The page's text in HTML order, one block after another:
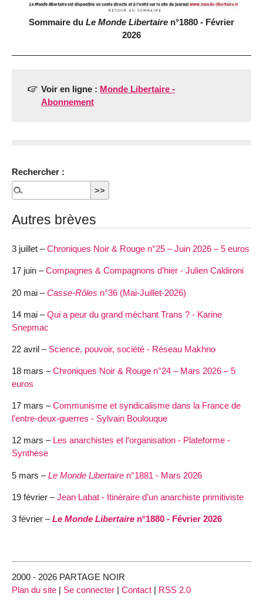
Sommaire du Le Monde Libertaire n°1880 - Février
2026
Voir en ligne : Monde Libertaire -
Abonnement
Rechercher :
Autres brèves
3 juillet –Chroniques Noir & Rouge n°25 – Juin 2026 – 5 euros
17 juin –Compagnes & Compagnons d’hier - Julien Caldironi
20 mai –Casse-Rôles n°36 (Mai-Juillet-2026)
14 mai –Qui a peur du grand méchant Trans ? - Karine
Snepmac
22 avril – Science, pouvoir, société - Réseau Makhno
18 mars –Chroniques Noir & Rouge n°24 – Mars 2026 – 5
euros
17 mars –Communisme et syndicalisme dans la France de
l’entre-deux-guerres - Sylvain Boulouque
12 mars – Les anarchistes et l’organisation - Plateforme -
Synthèse
5 mars –Le Monde Libertaire n°1881 - Mars 2026
19 février –Jean Labat - Itinéraire d’un anarchiste primitiviste
3 février –Le Monde Libertaire n°1880 - Février 2026
2000 - 2026 PARTAGE NOIR
Plan du site | Se connecter | Contact | RSS 2.0